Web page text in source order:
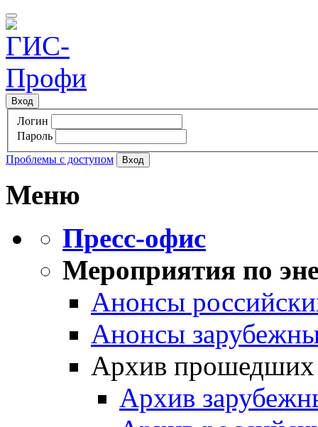
Вход
Логин
Пароль
Проблемы с доступом
Меню
Пресс-офис
Мероприятия по
Анонсы
Анонсы
Архив прошедших
Архив